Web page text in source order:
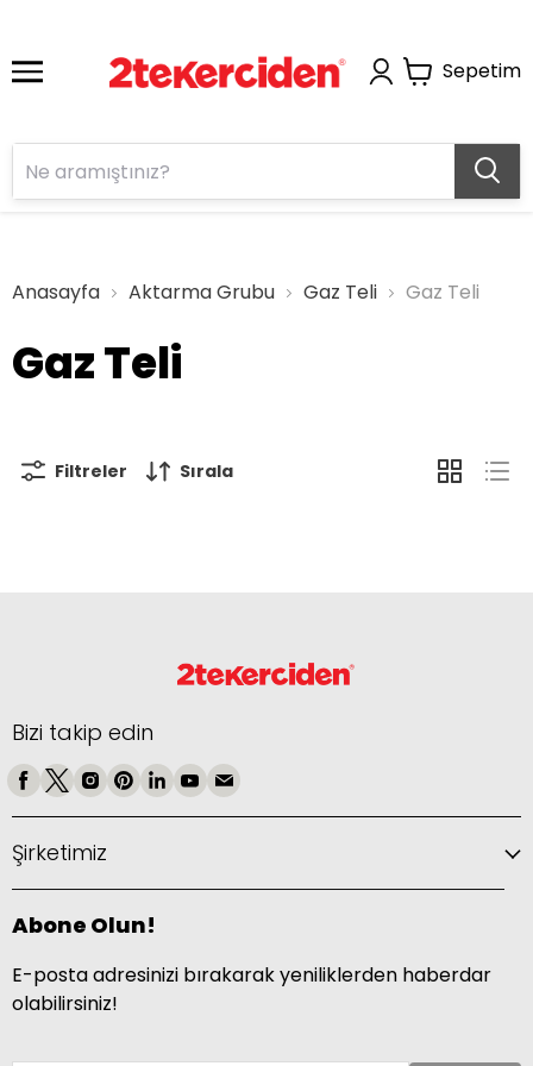
Sepetim
Anasayfa Aktarma Grubu Gaz Teli Gaz Teli
Gaz Teli
Filtreler Sırala
Bizi takip edin
Şirketimiz
Abone Olun!
E-posta adresinizi bırakarak yeniliklerden haberdar
olabilirsiniz!